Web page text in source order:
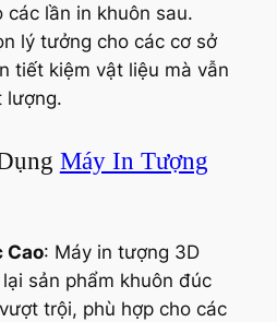
các lần in khuôn sau.
lý tưởng cho các cơ sở
tiết kiệm vật liệu mà vẫn
lượng.
Máy In Tượng
Cao: Máy in tượng 3D
sản phẩm khuôn đúc
trội, phù hợp cho các